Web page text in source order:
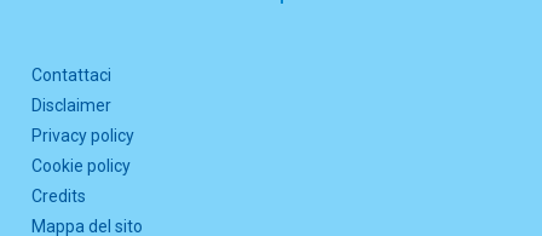
Contattaci
Disclaimer
Privacy policy
Cookie policy
Credits
Mappa del sito